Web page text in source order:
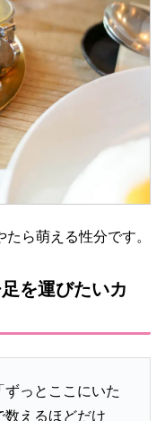
ら萌える性分です。
を運びたいカ
ずっとここにいた
数えるほどだけ